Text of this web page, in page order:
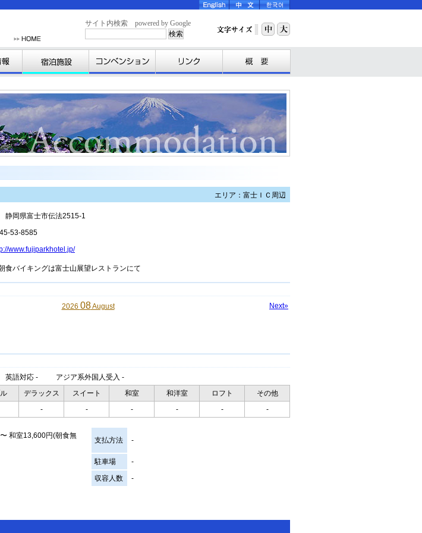
サイト内検索 powered by Google
エリア：富士ＩＣ周辺
岡県富士市伝法2515-1
53-8585
www.fujiparkhotel.jp/
食バイキングは富士山展望レストランにて
2026 08August Next»
英語対応 - アジア系外国人受入 -
デラックス スイート 和室 和洋室 ロフト
その他
- - - - - -
和室13,600円(朝食無
支払方法 -
駐車場
-
収容人数
-